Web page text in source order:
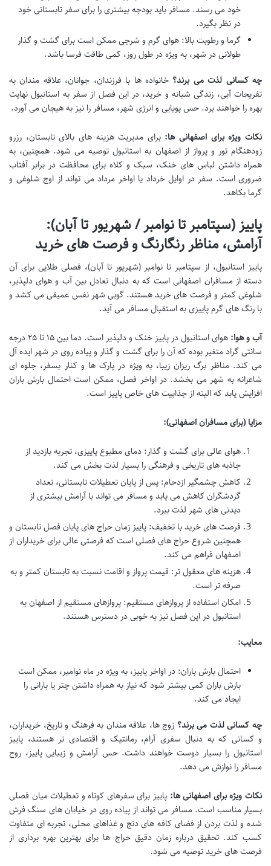
خود می رسند. مسافر باید بودجه بیشتری را برای سفر تابستانی خود
در نظر بگیرد.
گرما و رطوبت بالا: هوای گرم و شرجی ممکن است برای گشت و گذار
طولانی در شهر، به ویژه در طول روز، کمی طاقت فرسا باشد.
چه کسانی لذت می برند؟ خانواده ها با فرزندان، جوانان، علاقه مندان به
تفریحات آبی، زندگی شبانه و خرید، در این فصل از سفر به استانبول نهایت
بهره را خواهند برد. حس پویایی و انرژی شهر، مسافر را نیز به هیجان می آورد.
نکات ویژه برای اصفهانی ها: برای مدیریت هزینه های بالای تابستان، رزرو
زودهنگام تور و پرواز از اصفهان به استانبول توصیه می شود. همچنین، به
همراه داشتن لباس های خنک، سبک و کلاه برای محافظت در برابر آفتاب
ضروری است. سفر در اوایل خرداد یا اواخر مرداد می تواند از اوج شلوغی و
گرما بکاهد.
پاییز (سپتامبر تا نوامبر / شهریور تا آبان):
آرامش، مناظر رنگارنگ و فرصت های خرید
پاییز استانبول، از سپتامبر تا نوامبر (شهریور تا آبان)، فصلی طلایی برای آن
دسته از مسافران اصفهانی است که به دنبال تعادل بین آب و هوای دلپذیر،
شلوغی کمتر و فرصت های خرید هستند. گویی شهر نفس عمیقی می کشد و
با رنگ های گرم پاییزی به استقبال مسافر می آید.
آب و هوا:
هوای استانبول در پاییز خنک و دلپذیر است. دما بین ۱۵ تا ۲۵ درجه
سانتی گراد متغیر بوده که آن را برای گشت و گذار و پیاده روی در شهر ایده آل
می کند. مناظر برگ ریزان زیبا، به ویژه در پارک ها و کنار بسفر، جلوه ای
شاعرانه به شهر می بخشد. در اواخر فصل، ممکن است احتمال بارش باران
افزایش یابد که البته از جذابیت های خاص پاییز است.
مزایا (برای مسافران اصفهانی):
هوای عالی برای گشت و گذار: دمای مطبوع پاییزی، تجربه بازدید از
جاذبه های تاریخی و فرهنگی را بسیار لذت بخش می کند.
کاهش چشمگیر ازدحام: پس از پایان تعطیلات تابستانی، تعداد
گردشگران کاهش می یابد و مسافر می تواند با آرامش بیشتری از
دیدنی های شهر لذت ببرد.
فرصت های خرید با تخفیف: پاییز زمان حراج های پایان فصل تابستان و
همچنین شروع حراج های فصلی است که فرصتی عالی برای خریداران از
اصفهان فراهم می کند.
هزینه های معقول تر: قیمت پرواز و اقامت نسبت به تابستان کمتر و به
صرفه تر است.
امکان استفاده از پروازهای مستقیم: پروازهای مستقیم از اصفهان به
استانبول در این فصل نیز به خوبی در دسترس هستند.
معایب:
احتمال بارش باران: در اواخر پاییز، به ویژه در ماه نوامبر، ممکن است
بارش باران کمی بیشتر شود که نیاز به همراه داشتن چتر یا بارانی را
ایجاد می کند.
چه کسانی لذت می برند؟ زوج ها، علاقه مندان به فرهنگ و تاریخ، خریداران،
و کسانی که به دنبال سفری آرام، رمانتیک و اقتصادی تر هستند، پاییز
استانبول را بسیار دوست خواهند داشت. حس آرامش و زیبایی پاییز، روح
مسافر را نوازش می دهد.
نکات ویژه برای اصفهانی ها: پاییز برای سفرهای کوتاه و تعطیلات میان فصلی
بسیار مناسب است. مسافر می تواند از پیاده روی در خیابان های سنگ فرش
شده و لذت بردن از فضای کافه های دنج و غذاهای محلی، تجربه ای متفاوت
کسب کند. تحقیق درباره زمان دقیق حراج ها برای بهترین بهره برداری از
فرصت های خرید توصیه می شود.